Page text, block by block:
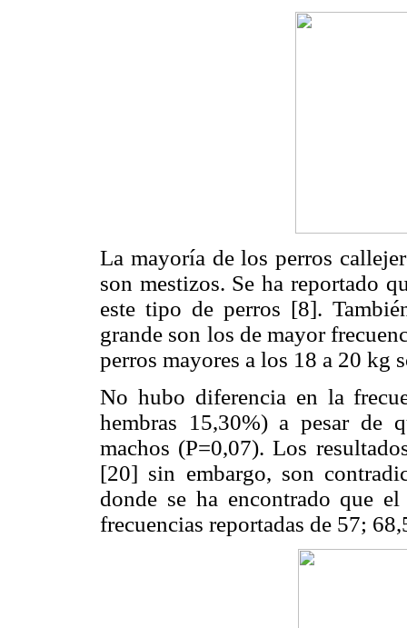
La mayoría de los perros
son mestizos. Se ha reportado
este tipo de perros [8].
grande son los de mayor
perros mayores a los 18 a 20 kg
No hubo diferencia en la
hembras 15,30%) a pesar de
machos (P=0,07). Los
[20] sin embargo, son
donde se ha encontrado que
frecuencias reportadas de 57;